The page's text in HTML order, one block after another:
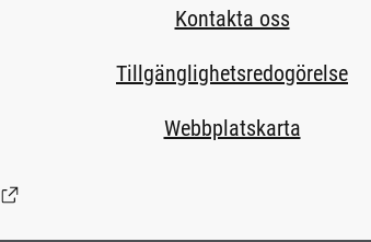
Kontakta oss
Tillgänglighetsredogörelse
Webbplatskarta
(Länk till extern sida.)